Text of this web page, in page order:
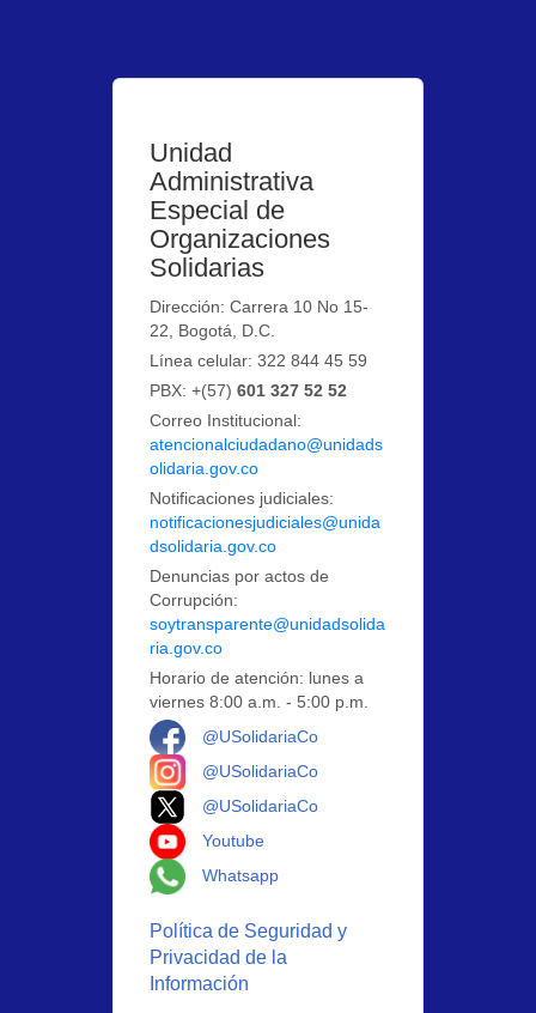
Unidad
Administrativa
Especial de
Organizaciones
Solidarias
Dirección: Carrera 10 No 15-
22, Bogotá, D.C.
Línea celular: 322 844 45 59
PBX: +(57)601 327 52 52
Correo Institucional:
atencionalciudadano@unidads
olidaria.gov.co
Notificaciones judiciales:
notificacionesjudiciales@unida
dsolidaria.gov.co
Denuncias por actos de
Corrupción:
soytransparente@unidadsolida
ria.gov.co
Horario de atención: lunes a
viernes 8:00 a.m. - 5:00 p.m.
@USolidariaCo
@USolidariaCo
@USolidariaCo
Youtube
Whatsapp
Política de Seguridad y
Privacidad de la
Información